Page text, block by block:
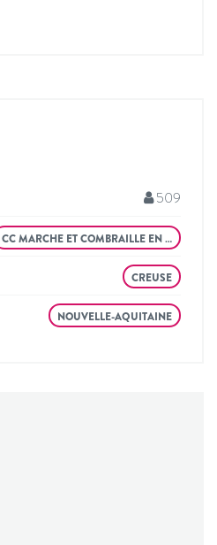
509
CC MARCHE ET COMBRAILLE EN …
CREUSE
NOUVELLE-AQUITAINE